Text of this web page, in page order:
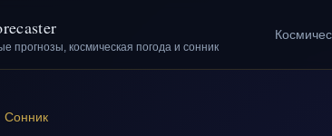
прогнозы, космическая погода и сонник
Сонник